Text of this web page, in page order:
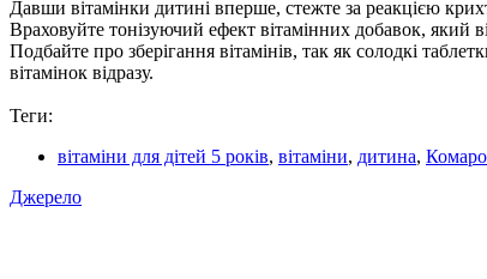
Давши вітамінки дитині вперше, стежте за реакцією
Враховуйте тонізуючий ефект вітамінних добавок, який
Подбайте про зберігання вітамінів, так як солодкі
вітамінок відразу.
Теги:
вітаміни для дітей 5 років, вітаміни, дитина,
Джерело